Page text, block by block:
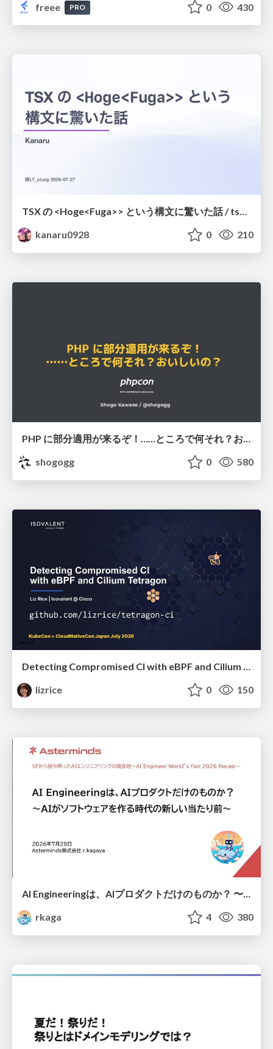
freee
PRO 0 430
TSX の <Hoge<Fuga>> という構文に驚いた話 / tsx-type-argument-syntax
kanaru0928
0 210
PHP に部分適用が来るぞ！……ところで何それ？おいしいの？ #phpcon / phpcon-2026
shogogg
0 580
lizrice
0 150
AI Engineeringは、AIプロダクトだけのものか？ 〜AIがソフトウェアを作る時代の新しい当たり前〜 / No AI in your product. AI Engineering in your development.
rkaga
4 380